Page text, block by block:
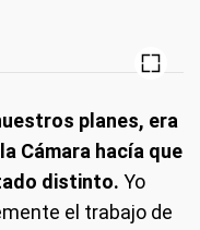
planes, era
Cámara hacía que
distinto. Yo
el trabajo de